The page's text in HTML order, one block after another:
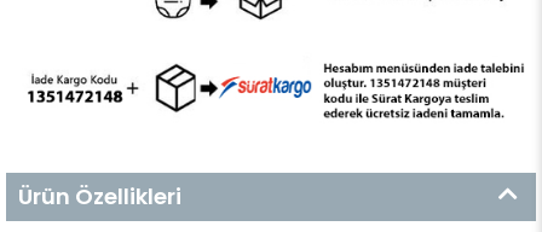
Ürün Özellikleri